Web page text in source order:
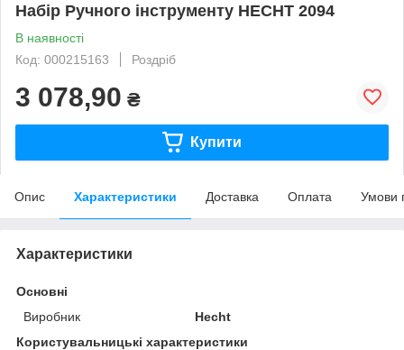
Набір Ручного інструменту HECHT 2094
В наявності
Код: 000215163
Роздріб
3 078,90 ₴
Купити
Опис Характеристики Доставка Оплата Умови
Характеристики
Основні
Виробник
Hecht
Користувальницькі характеристики